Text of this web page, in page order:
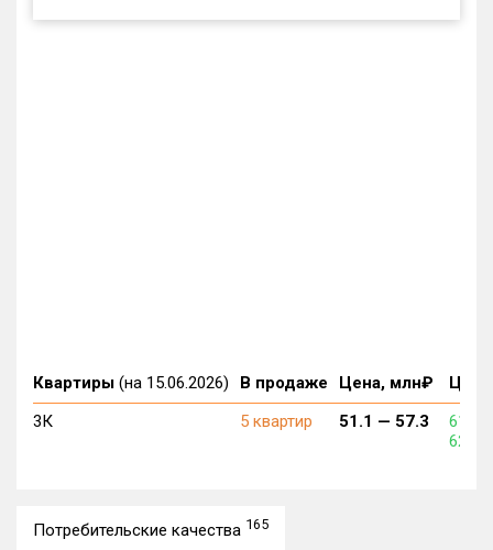
Квартиры (на 15.06.2026) В продаже Цена, млн₽
3К
5 квартир 51.1 — 57.3
617
622
Потребительские качества 165